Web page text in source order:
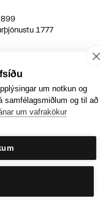
1777
um notkun og
samfélagsmiðlum og til að
um vafrakökur